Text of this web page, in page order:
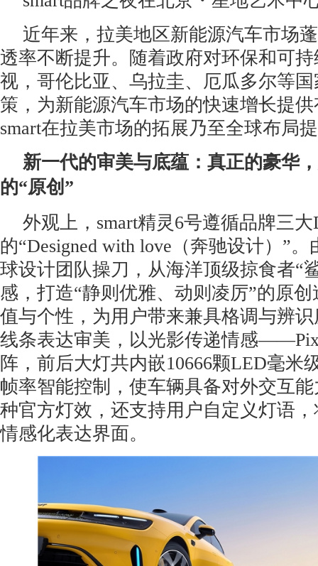
近年来，拉美地区新能源汽车市场
透率不断提升。随着政府对环保和可
视，哥伦比亚、乌拉圭、厄瓜多尔等
策，为新能源汽车市场的快速增长提
smart在拉美市场的拓展乃至全球布局
新一代的审美与底蕴：真正的豪华
的“原创”
外观上，smart精灵6号遵循品牌三
的“Designed with love（奔驰设计）”
球设计团队操刀，从海洋顶级掠食者“
感，打造“静则优雅、动则凌厉”的原
值与个性，为用户带来兼具格调与辨
线条表达审美，以光影传递情感
阵，前后大灯共内嵌10666颗LED毫米
帧率智能控制，使车辆具备对外交互
种官方灯效，还支持用户自定义灯语
情感化表达界面。